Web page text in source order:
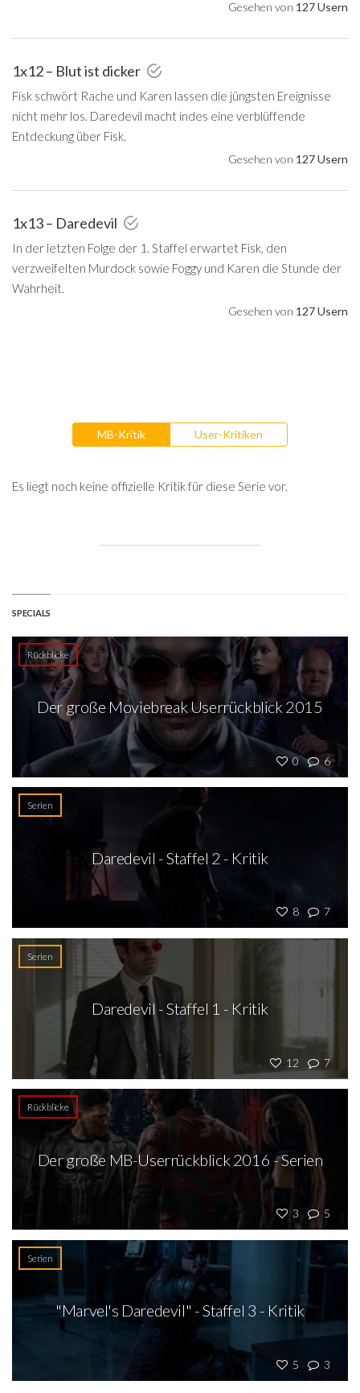
Gesehen von 127 Usern
1x12 – Blut ist dicker
Fisk schwört Rache und Karen lassen die jüngsten Ereignisse
nicht mehr los. Daredevil macht indes eine verblüffende
Entdeckung über Fisk.
Gesehen von 127 Usern
1x13 – Daredevil
In der letzten Folge der 1. Staffel erwartet Fisk, den
verzweifelten Murdock sowie Foggy und Karen die Stunde der
Wahrheit.
Gesehen von 127 Usern
MB-Kritik User-Kritiken
Es liegt noch keine offizielle Kritik für diese Serie vor.
SPECIALS
Rückblicke
0 6
Der große Moviebreak Userrückblick 2015
Serien
8 7
Daredevil - Staffel 2 - Kritik
Serien
12 7
Daredevil - Staffel 1 - Kritik
Rückblicke
3 5
Der große MB-Userrückblick 2016 - Serien
Serien
5 3
"Marvel's Daredevil" - Staffel 3 - Kritik